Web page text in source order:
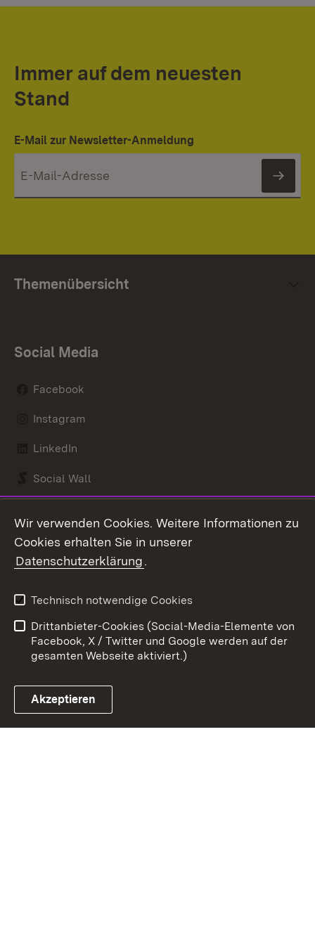
Immer auf dem neuesten
Stand
E-Mail zur Newsletter-Anmeldung
Themenübersicht
Social Media
Facebook
Instagram
LinkedIn
Social Wall
Link zum Landesportal
Kontakt
Barrierefreiheit
Impressum
Cookies
Wir verwenden Cookies. Weitere Informationen zu
Cookies erhalten Sie in unserer
Datenschutzerklärung.
Technisch notwendige Cookies
Drittanbieter-Cookies (Social-Media-Elemente von
Facebook, X / Twitter und Google werden auf der
gesamten Webseite aktiviert.)
Akzeptieren